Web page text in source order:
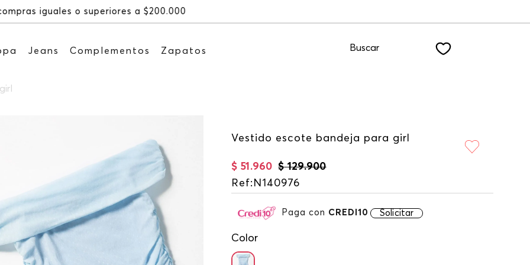
Recibe: 15%OFF suscribiéndote a nuestro NEWSLETTER
Jeans Complementos Zapatos Buscar
Vestido escote bandeja para girl
$ 129.900
$ 51 .960
Ref: N140976
Paga con CREDI10 Solicitar
Color